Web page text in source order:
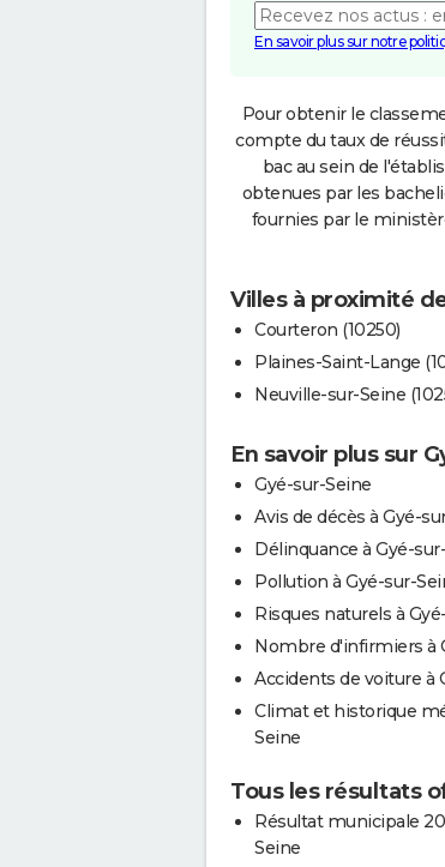
En savoir plus sur notre
Pour obtenir le
compte du taux de
bac au sein de
obtenues par les
fournies par le
Villes à proximité
Courteron (10250)
Plaines-Saint-Lange
Neuville-sur-Seine
En savoir plus sur
Gyé-sur-Seine
Avis de décès à Gyé-
Délinquance à Gyé-
Pollution à Gyé-sur-
Risques naturels à
Nombre d'infirmiers à
Accidents de voiture à
Climat et historique
Seine
Tous les résultats
Résultat municipale
Seine